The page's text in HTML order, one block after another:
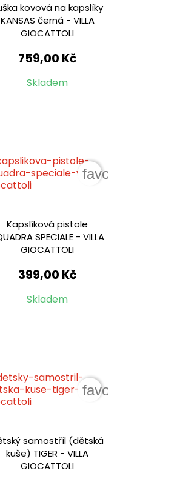
kovová na kapslíky
KANSAS černá - VILLA
GIOCATTOLI
759,00 Kč
Skladem
Kapslíková pistole
SPECIALE - VILLA
GIOCATTOLI
399,00 Kč
Skladem
favorite_border
samostříl (dětská
kuše) TIGER - VILLA
GIOCATTOLI
favorite_border